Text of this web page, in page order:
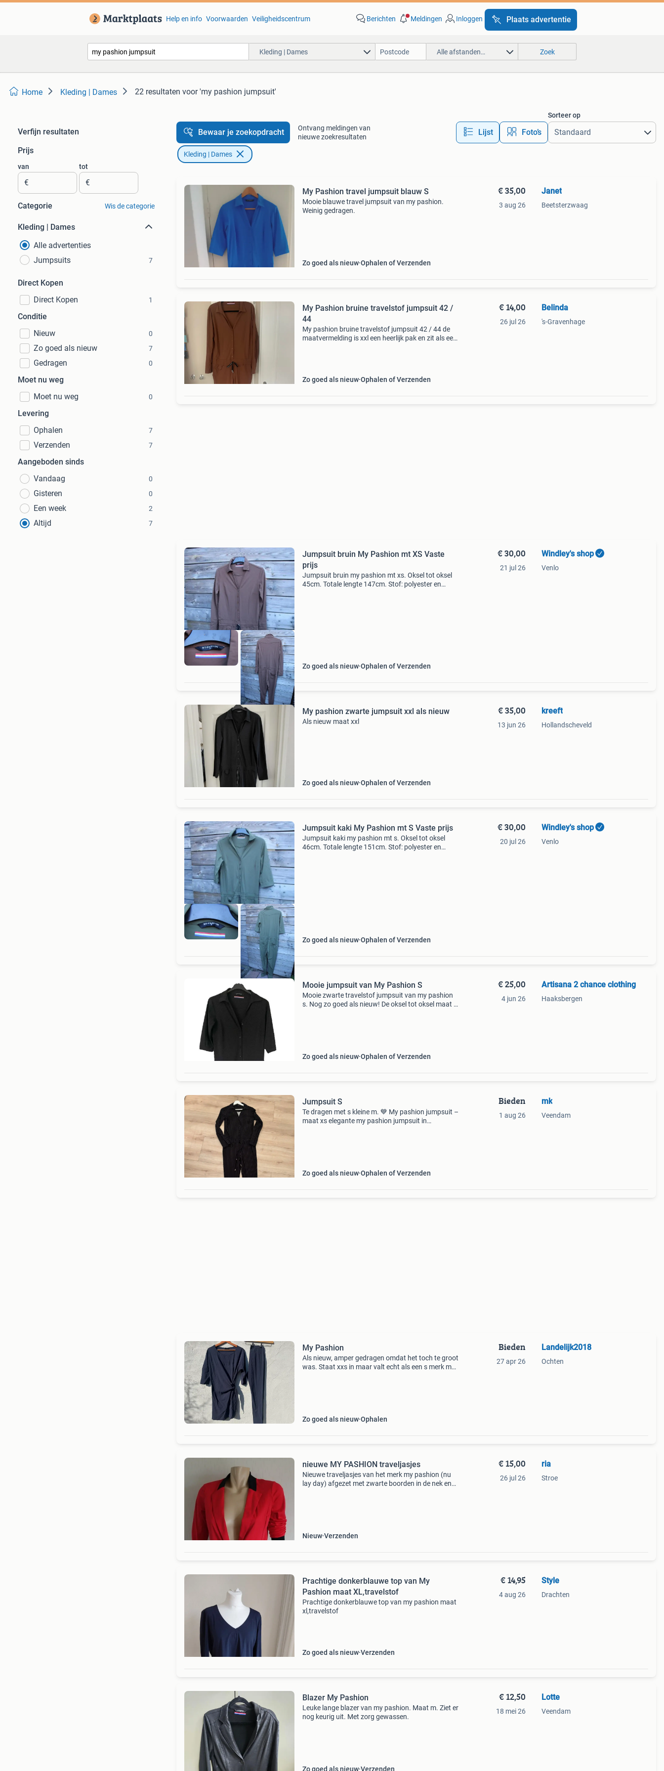
Help en info Voorwaarden Veiligheidscentrum Berichten Meldingen Inloggen Plaats advertentie
Kleding | Dames Alle afstanden… Zoek
Home Kleding | Dames 22 resultaten voor 'my pashion jumpsuit'
Verfijn resultaten
Prijs
van
€
tot
€
Categorie Wis de categorie
Kleding | Dames
Alle advertenties
Jumpsuits
7
Direct Kopen
Direct Kopen
1
Conditie
Nieuw
0
Zo goed als nieuw 7
Gedragen 0
Moet nu weg
Moet nu weg
0
Levering
Ophalen
7
Verzenden 7
Aangeboden sinds
Vandaag
0
Gisteren 0
Een week 2
Altijd 7
Bewaar je zoekopdracht
Ontvang meldingen van
nieuwe zoekresultaten
Lijst Foto’s
Sorteer op
Kleding | Dames
My Pashion travel jumpsuit blauw S
Mooie blauwe travel jumpsuit van my pashion.
Weinig gedragen.
Zo goed als nieuw Ophalen of Verzenden
€ 35,00
3 aug 26
Janet
Beetsterzwaag
My Pashion bruine travelstof jumpsuit 42 /
44
My pashion bruine travelstof jumpsuit 42 / 44 de
maatvermelding is xxl een heerlijk pak en zit als een
Zo goed als nieuw Ophalen of Verzenden
€ 14,00
26 jul 26
Belinda
's-Gravenhage
Jumpsuit bruin My Pashion mt XS Vaste
prijs
Jumpsuit bruin my pashion mt xs. Oksel tot oksel
45cm. Totale lengte 147cm. Stof: polyester en
Zo goed als nieuw Ophalen of Verzenden
€ 30,00
21 jul 26
Windley's shop
Venlo
My pashion zwarte jumpsuit xxl als nieuw
Als nieuw maat xxl
Zo goed als nieuw Ophalen of Verzenden
€ 35,00
13 jun 26
kreeft
Hollandscheveld
Jumpsuit kaki My Pashion mt S Vaste prijs
Jumpsuit kaki my pashion mt s. Oksel tot oksel
46cm. Totale lengte 151cm. Stof: polyester en
Zo goed als nieuw Ophalen of Verzenden
€ 30,00
20 jul 26
Windley's shop
Venlo
Mooie jumpsuit van My Pashion S
Mooie zwarte travelstof jumpsuit van my pashion
s. Nog zo goed als nieuw! De oksel tot oksel maat is
Zo goed als nieuw Ophalen of Verzenden
€ 25,00
4 jun 26
Artisana 2 chance clothing
Haaksbergen
Jumpsuit S
Te dragen met s kleine m. 💙 My pashion jumpsuit –
maat xs elegante my pashion jumpsuit in
Zo goed als nieuw Ophalen of Verzenden
Bieden
1 aug 26
mk
Veendam
My Pashion
Als nieuw, amper gedragen omdat het toch te groot
was. Staat xxs in maar valt echt als een s merk my
Zo goed als nieuw Ophalen
Bieden
27 apr 26
Landelijk2018
Ochten
nieuwe MY PASHION traveljasjes
Nieuwe traveljasjes van het merk my pashion (nu
lay day) afgezet met zwarte boorden in de nek en
Nieuw Verzenden
€ 15,00
26 jul 26
ria
Stroe
Prachtige donkerblauwe top van My
Pashion maat XL,travelstof
Prachtige donkerblauwe top van my pashion maat
xl,travelstof
Zo goed als nieuw Verzenden
€ 14,95
4 aug 26
Style
Drachten
Blazer My Pashion
Leuke lange blazer van my pashion. Maat m. Ziet er
nog keurig uit. Met zorg gewassen.
Zo goed als nieuw Verzenden
€ 12,50
18 mei 26
Lotte
Veendam